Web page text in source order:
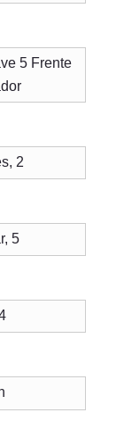
5 Frente
2
5